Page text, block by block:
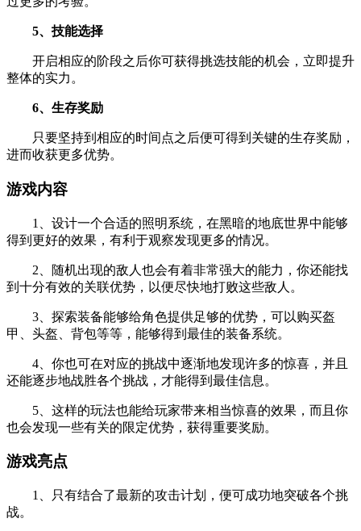
5、技能选择
开启相应的阶段之后你可获得挑选技能的机会，立即提升
整体的实力。
6、生存奖励
只要坚持到相应的时间点之后便可得到关键的生存奖励，
进而收获更多优势。
游戏内容
1、设计一个合适的照明系统，在黑暗的地底世界中能够
得到更好的效果，有利于观察发现更多的情况。
2、随机出现的敌人也会有着非常强大的能力，你还能找
到十分有效的关联优势，以便尽快地打败这些敌人。
3、探索装备能够给角色提供足够的优势，可以购买盔
甲、头盔、背包等等，能够得到最佳的装备系统。
4、你也可在对应的挑战中逐渐地发现许多的惊喜，并且
还能逐步地战胜各个挑战，才能得到最佳信息。
5、这样的玩法也能给玩家带来相当惊喜的效果，而且你
也会发现一些有关的限定优势，获得重要奖励。
游戏亮点
1、只有结合了最新的攻击计划，便可成功地突破各个挑
战。